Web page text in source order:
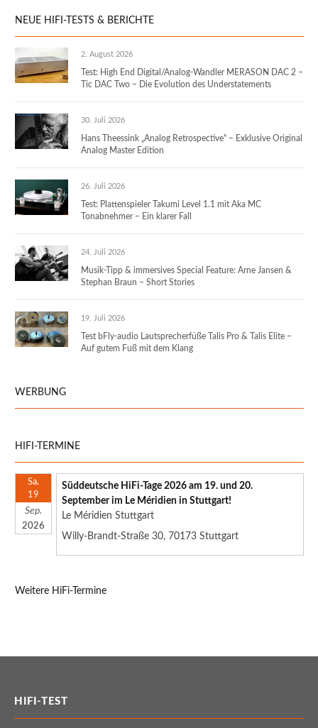
NEUE HIFI-TESTS & BERICHTE
2. August 2026
Test: High End Digital/Analog-Wandler MERASON DAC 2 –
Tic DAC Two – Die Evolution des Understatements
30. Juli 2026
Hans Theessink „Analog Retrospective“ – Exklusive Original
Analog Master Edition
26. Juli 2026
Test: Plattenspieler Takumi Level 1.1 mit Aka MC
Tonabnehmer – Ein klarer Fall
24. Juli 2026
Musik-Tipp & immersives Special Feature: Arne Jansen &
Stephan Braun – Short Stories
19. Juli 2026
Test bFly-audio Lautsprecherfüße Talis Pro & Talis Elite –
Auf gutem Fuß mit dem Klang
WERBUNG
HIFI-TERMINE
Sa.
19
Sep.
2026
Süddeutsche HiFi-Tage 2026 am 19. und 20.
September im Le Méridien in Stuttgart!
Le Méridien Stuttgart
Willy-Brandt-Straße 30, 70173 Stuttgart
Weitere HiFi-Termine
HIFI-TEST